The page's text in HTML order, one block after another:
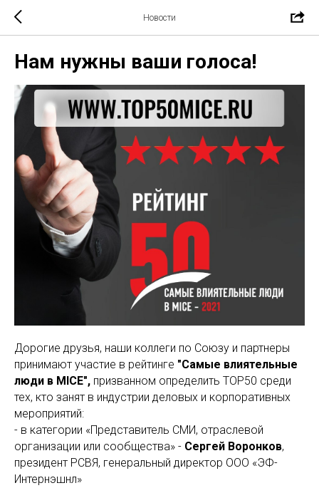
Новости
Нам нужны ваши голоса!
Дорогие друзья, наши коллеги по Союзу и партнеры
принимают участие в рейтинге "Самые влиятельные
люди в MICE", призванном определить TOP50 среди
тех, кто занят в индустрии деловых и корпоративных
мероприятий:
- в категории «Представитель СМИ, отраслевой
организации или сообщества» - Сергей Воронков,
президент РСВЯ, генеральный директор ООО «ЭФ-
Интернэшнл»